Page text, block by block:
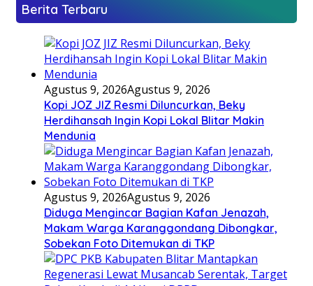
Berita Terbaru
Agustus 9, 2026Agustus 9, 2026
Kopi JOZ JIZ Resmi Diluncurkan, Beky
Herdihansah Ingin Kopi Lokal Blitar Makin
Mendunia
Agustus 9, 2026Agustus 9, 2026
Diduga Mengincar Bagian Kafan Jenazah,
Makam Warga Karanggondang Dibongkar,
Sobekan Foto Ditemukan di TKP